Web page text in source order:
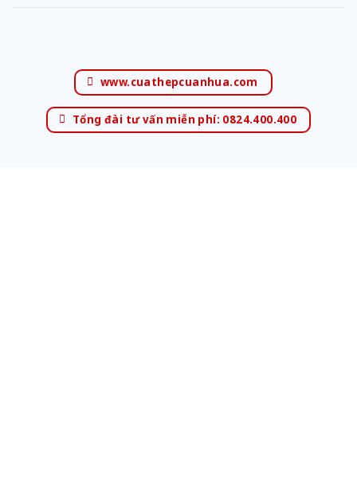
www.cuathepcuanhua.com
Tổng đài tư vấn miễn phí: 0824.400.400